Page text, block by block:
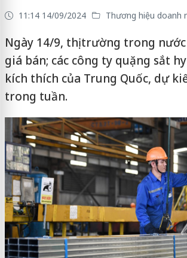
11:14 14/09/2024 Thương hiệu doanh
Ngày 14/9, thị trường trong
giá bán; các công ty quặng sắt
kích thích của Trung Quốc, dự
trong tuần.